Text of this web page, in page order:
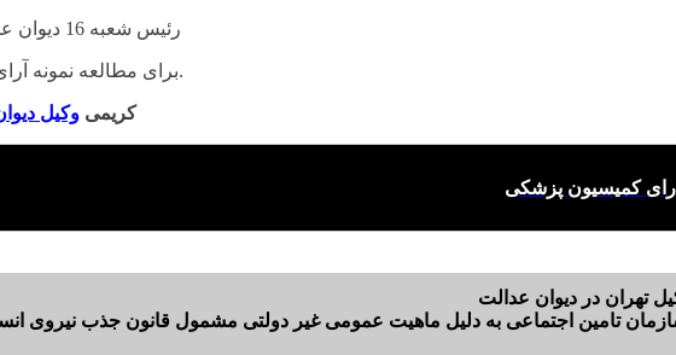
رئیس شعبه 16 دیوان عدالت اداری_ مستشار شعبه باقری_ عبدالمنافی
برای مطالعه نمونهرا کلیک نمائید.
کریمی وکیل
رای کمیسیون پزشکی
تهران در دیوان عدالت
تامین اجتماعی به دلیل ماهیت عمومی غیر دولتی مشمول قانون جذب نیروی